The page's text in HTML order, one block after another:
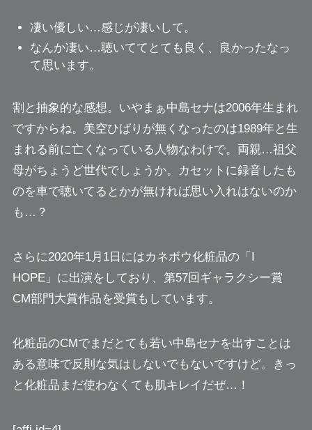
凄い優しい…感じが凄いして。
なんか凄い…聴いててとても良く、良かったなっ
て思います。
割と抽象的な感想。いやまぁ中島セナは2006年生まれ
ですからね。美空ひばりが無くなったのは1989年と生
まれる前に亡くなっている人物なわけで。両親…祖父
母がちょうど世代でしょうか。カセットに録音したも
のを車で聴いてるとかが無ければ思い入れはないのか
も…？
さらに2020年1月1日にはカネボウ化粧品の「I
HOPE」に出演をしており、第57回ギャラクシー賞
CM部門大賞作品を受賞もしています。
化粧品のCMでまだとても若い中島セナを出すことは
ある意味で反則 な気はしないでもないですけど。きっ
と化粧品まだ使わなくても肌キレイだぜ…！